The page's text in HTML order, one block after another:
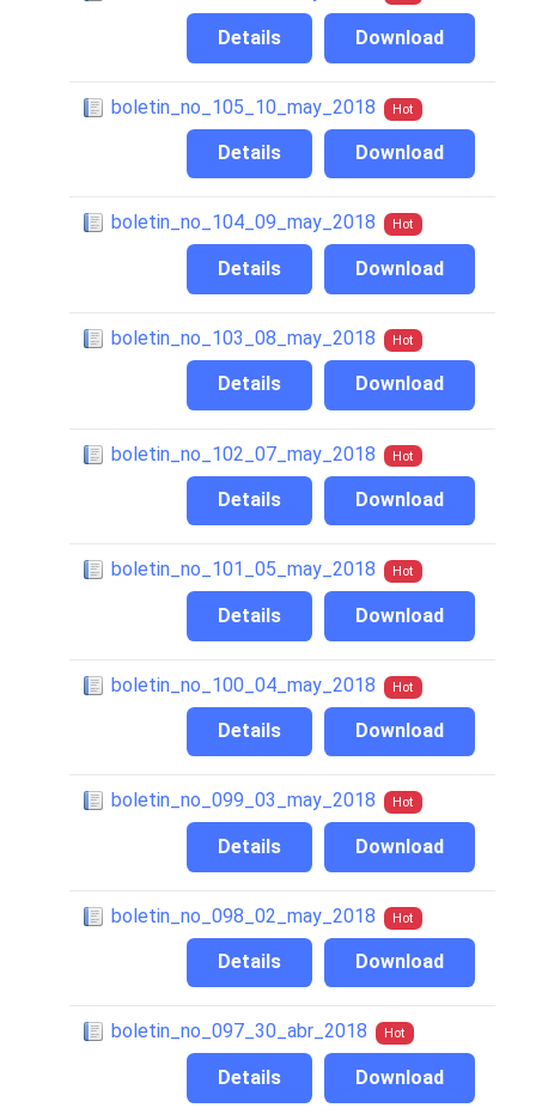
Download
Details
boletin_no_105_10_may_2018 Hot
Download
Details
boletin_no_104_09_may_2018 Hot
Download
Details
boletin_no_103_08_may_2018 Hot
Download
Details
boletin_no_102_07_may_2018 Hot
Download
Details
boletin_no_101_05_may_2018 Hot
Download
Details
boletin_no_100_04_may_2018 Hot
Download
Details
boletin_no_099_03_may_2018 Hot
Download
Details
boletin_no_098_02_may_2018 Hot
Download
Details
boletin_no_097_30_abr_2018 Hot
Download
Details